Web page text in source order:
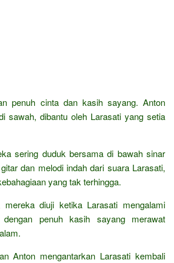
penuh cinta dan kasih sayang. Anton
sawah, dibantu oleh Larasati yang setia
sering duduk bersama di bawah sinar
dan melodi indah dari suara Larasati,
yang tak terhingga.
mereka diuji ketika Larasati mengalami
penuh kasih sayang merawat
Anton mengantarkan Larasati kembali